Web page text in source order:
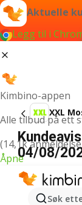
Aktuelle
Legg til i
Kimbino-appen
Alle tilbud på ett
(14,1k
Åpne
Søk
XXL
04/08/